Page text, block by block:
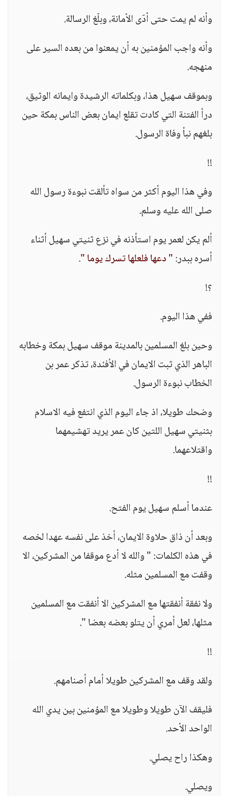
وأنه لم يمت حتى أدّى الأمانة، وبلّغ الرسالة.
وأنه واجب المؤمنين به أن يمعنوا من بعده السير على
منهجه.
وبموقف سهيل هذا، وبكلماته الرشيدة وايمانه الوثيق،
درأ الفتنة التي كادت تقلع ايمان بعض الناس بمكة حين
بلغهم نبأ وفاة الرسول.
!!
وفي هذا اليوم أكثر من سواه تألقت نبوءة رسول الله
صلى الله عليه وسلم.
ألم يكن لعمر يوم استأذنه في نزع ثنيتي سهيل أثناء
أسره ببدر:" دعها فلعلها تسرك يوما ".
؟!
ففي هذا اليوم.
وحين بلغ المسلمين بالمدينة موقف سهيل بمكة وخطابه
الباهر الذي ثبت الايمان في الأفئدة، تذكر عمر بن
الخطاب نبوءة الرسول.
وضحك طويلا، اذ جاء اليوم الذي انتفع فيه الاسلام
بثنيتي سهيل اللتين كان عمر يريد تهشيمهما
واقتلاعهما.
!!
عندما أسلم سهيل يوم الفتح.
وبعد أن ذاق حلاوة الايمان، أخذ على نفسه عهدا لخصه
في هذه الكلمات: " والله لا أدع موقفا من المشركين، الا
وقفت مع المسلمين مثله.
ولا نفقة أنفقتها مع المشركين الا أنفقت مع المسلمين
مثلها، لعل أمري أن يتلو بعضه بعضا ".
!!
ولقد وقف مع المشركين طويلا أمام أصنامهم.
فليقف الآن طويلا وطويلا مع المؤمنين بين يدي الله
الواحد الأحد.
وهكذا راح يصلي.
ويصلي.